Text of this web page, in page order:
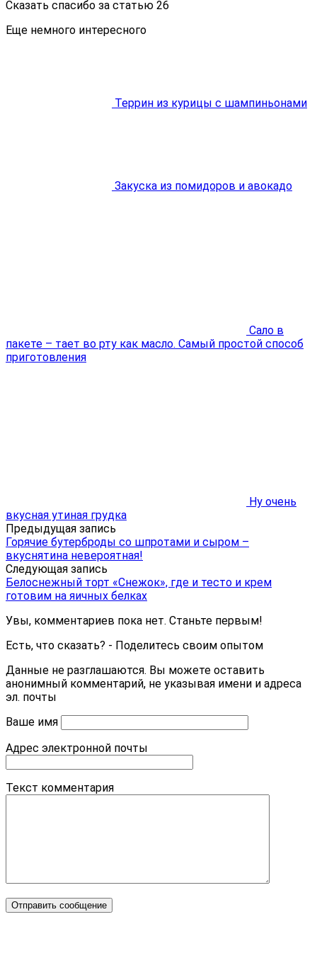
Сказать спасибо за статью 26
Еще немного интересного
Террин из курицы с шампиньонами
Закуска из помидоров и авокадо
Сало в
пакете – тает во рту как масло. Самый простой способ
приготовления
Ну очень
вкусная утиная грудка
Предыдущая запись
Горячие бутерброды со шпротами и сыром –
вкуснятина невероятная!
Следующая запись
Белоснежный торт «Снежок», где и тесто и крем
готовим на яичных белках
Увы, комментариев пока нет. Станьте первым!
Есть, что сказать? - Поделитесь своим опытом
Данные не разглашаются. Вы можете оставить
анонимный комментарий, не указывая имени и адреса
эл. почты
Ваше имя
Адрес электронной почты
Текст комментария